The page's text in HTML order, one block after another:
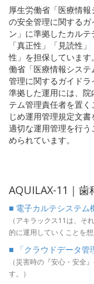
厚生労働省「医療情報
の安全管理に関するガ
ン」に準拠したカルテ
「真正性」「見読性
性」を担保しています
働省「医療情報システ
管理に関するガイドラ
準拠した運用には、院
テム管理責任者を置く
じめ運用管理規定文書
適切な運用管理を行う
められています。
AQUILAX-11｜歯
■ 電子カルテシステム
（アキラックス11は、そ
的に運用していくことを
■ 「クラウドデータ管
（災害時の『安心・安全
す。）